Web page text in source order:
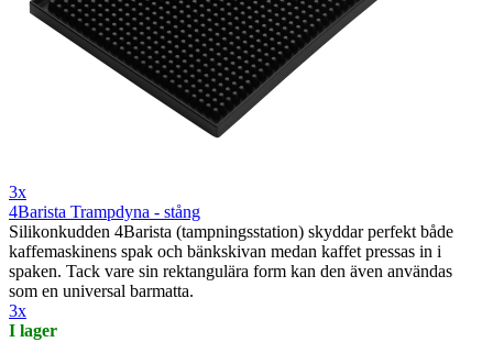
3x
4Barista Trampdyna - stång
Silikonkudden 4Barista (tampningsstation) skyddar perfekt både
kaffemaskinens spak och bänkskivan medan kaffet pressas in i
spaken. Tack vare sin rektangulära form kan den även användas
som en universal barmatta.
3x
I lager